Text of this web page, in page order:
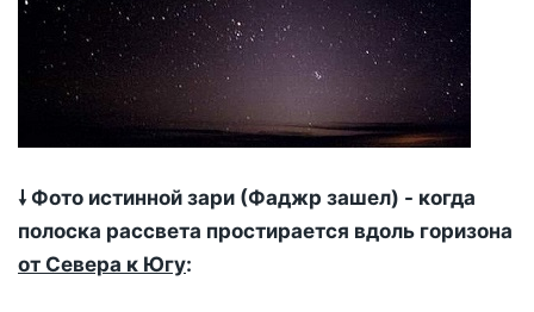
🠗 Фото истинной зари (Фаджр зашел) - когда
полоска рассвета простирается вдоль горизона
от Севера к Югу: